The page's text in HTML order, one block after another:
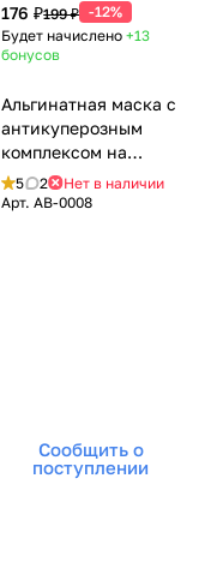
176 ₽199 ₽ -12%
Будет начислено +13
бонусов
Альгинатная маска с
антикуперозным
комплексом на
основе черники и
витамина С /
5 2
Нет в наличии
Арт.AB-0008
Сообщить о
поступлении